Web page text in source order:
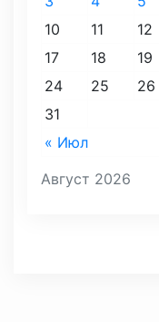
Август 2026
« Июл
10
11 12
17
18 19
24
25 26
31